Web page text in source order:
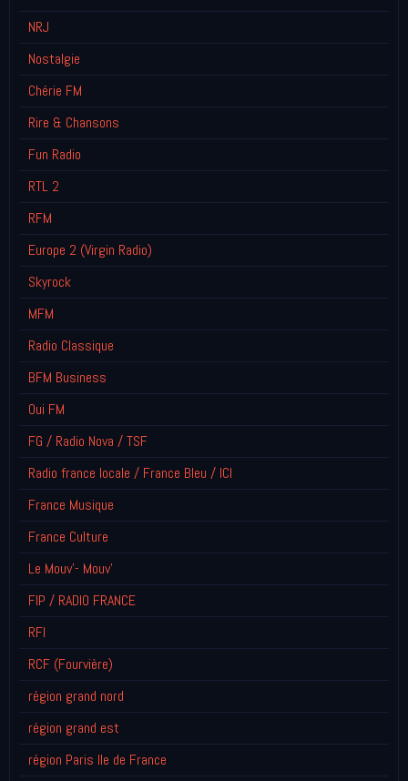
NRJ
Nostalgie
Chérie FM
Rire & Chansons
Fun Radio
RTL 2
RFM
Europe 2 (Virgin Radio)
Skyrock
MFM
Radio Classique
BFM Business
Oui FM
FG / Radio Nova / TSF
Radio france locale / France Bleu / ICI
France Musique
France Culture
Le Mouv'- Mouv'
FIP / RADIO FRANCE
RFI
RCF (Fourvière)
région grand nord
région grand est
région Paris Ile de France